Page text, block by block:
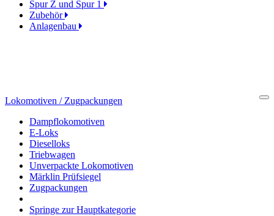
Spur Z und Spur 1
Zubehör
Anlagenbau
Lokomotiven / Zugpackungen
Dampflokomotiven
E-Loks
Dieselloks
Triebwagen
Unverpackte Lokomotiven
Märklin Prüfsiegel
Zugpackungen
Springe zur Hauptkategorie